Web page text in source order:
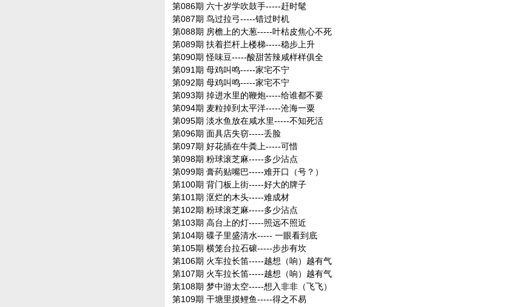
第086期 六十岁学吹鼓手-----赶时髦
第087期 鸟过拉弓-----错过时机
第088期 房檐上的大葱-----叶枯皮焦心不死
第089期 扶着拦杆上楼梯-----稳步上升
第090期 怪味豆-----酸甜苦辣咸样样俱全
第091期 母鸡叫鸣-----家宅不宁
第092期 母鸡叫鸣-----家宅不宁
第093期 掉进水里的鞭炮-----给谁都不要
第094期 麦粒掉到太平洋-----沧海一粟
第095期 淡水鱼放在咸水里-----不知死活
第096期 面具店失窃-----丢脸
第097期 好花插在牛粪上-----可惜
第098期 粉球滚芝麻-----多少沾点
第099期 膏药贴嘴巴-----难开口（号？）
第100期 背门板上街-----好大的牌子
第101期 沤烂的木头-----难成材
第102期 粉球滚芝麻-----多少沾点
第103期 高台上的灯-----照远不照近
第104期 碟子里盛清水----- 一眼看到底
第105期 横笼台拉石磙-----步步有坎
第106期 火车拉长笛-----越想（响）越有气
第107期 火车拉长笛-----越想（响）越有气
第108期 梦中游太空-----想入非非（飞飞）
第109期 干塘里摸鲤鱼-----得之不易